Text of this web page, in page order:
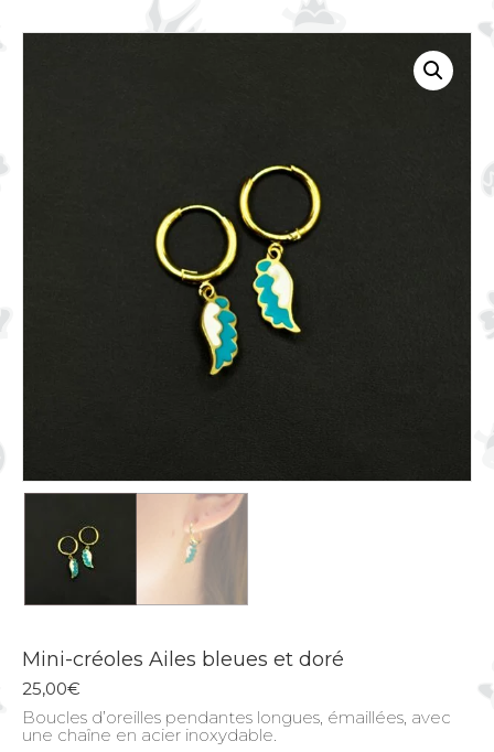
Mini-créoles Ailes bleues et doré
25,00€
Boucles d’oreilles pendantes longues, émaillées, avec
une chaîne en acier inoxydable.